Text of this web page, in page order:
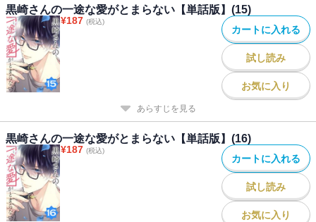
黒崎さんの一途な愛がとまらない【単話版】(15)
¥187 (税込)
カートに入れる
試し読み
お気に入り
あらすじを見る
黒崎さんの一途な愛がとまらない【単話版】(16)
¥187 (税込)
カートに入れる
試し読み
お気に入り